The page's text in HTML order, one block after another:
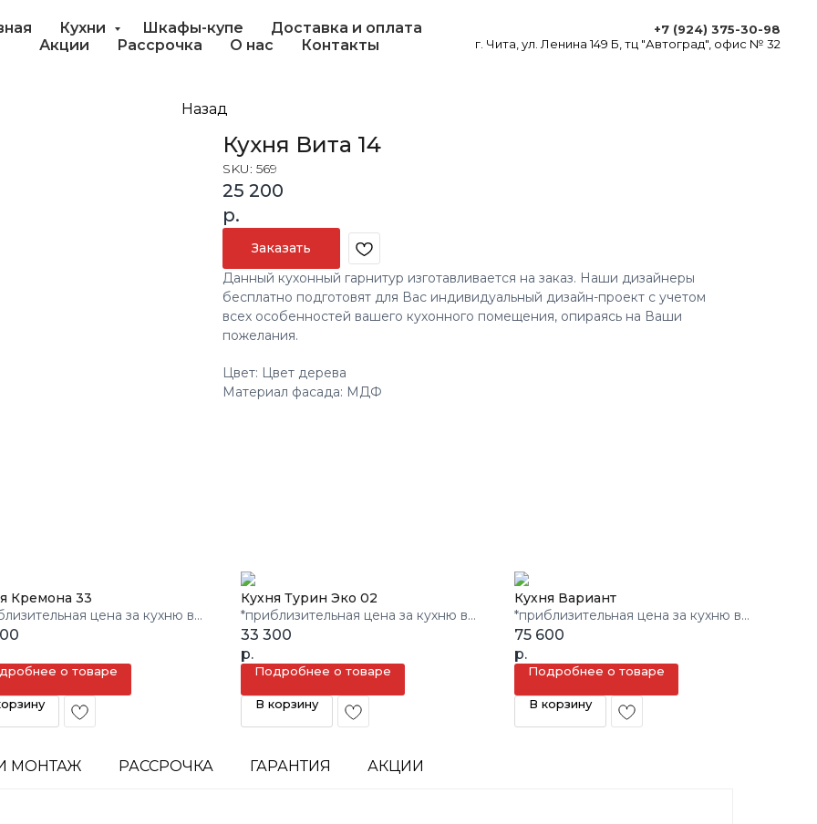
Кухни Шкафы-купе
Доставка и оплата
Акции
Рассрочка О нас Контакты
+7 (924) 375-30-98
г. Чита, ул. Ленина 149 Б, тц "Автоград", офис № 32
Назад
Кухня Вита 14
SKU: 569
25 200
р.
Заказать
Данный кухонный гарнитур изготавливается на заказ. Наши дизайнеры
бесплатно подготовят для Вас индивидуальный дизайн-проект с учетом
всех особенностей вашего кухонного помещения, опираясь на Ваши
пожелания.
Цвет: Цвет дерева
Материал фасада: МДФ
Кремона 33
цена за кухню в
о товаре
Кухня Турин Эко 02
*приблизительная цена за кухню в
3 кв.м.
33 300
р.
Подробнее о товаре
В корзину
Кухня Вариант
*приблизительная цена за кухню в
3 кв.м.
75 600
р.
Подробнее о товаре
В корзину
МОНТАЖ РАССРОЧКА ГАРАНТИЯ АКЦИИ